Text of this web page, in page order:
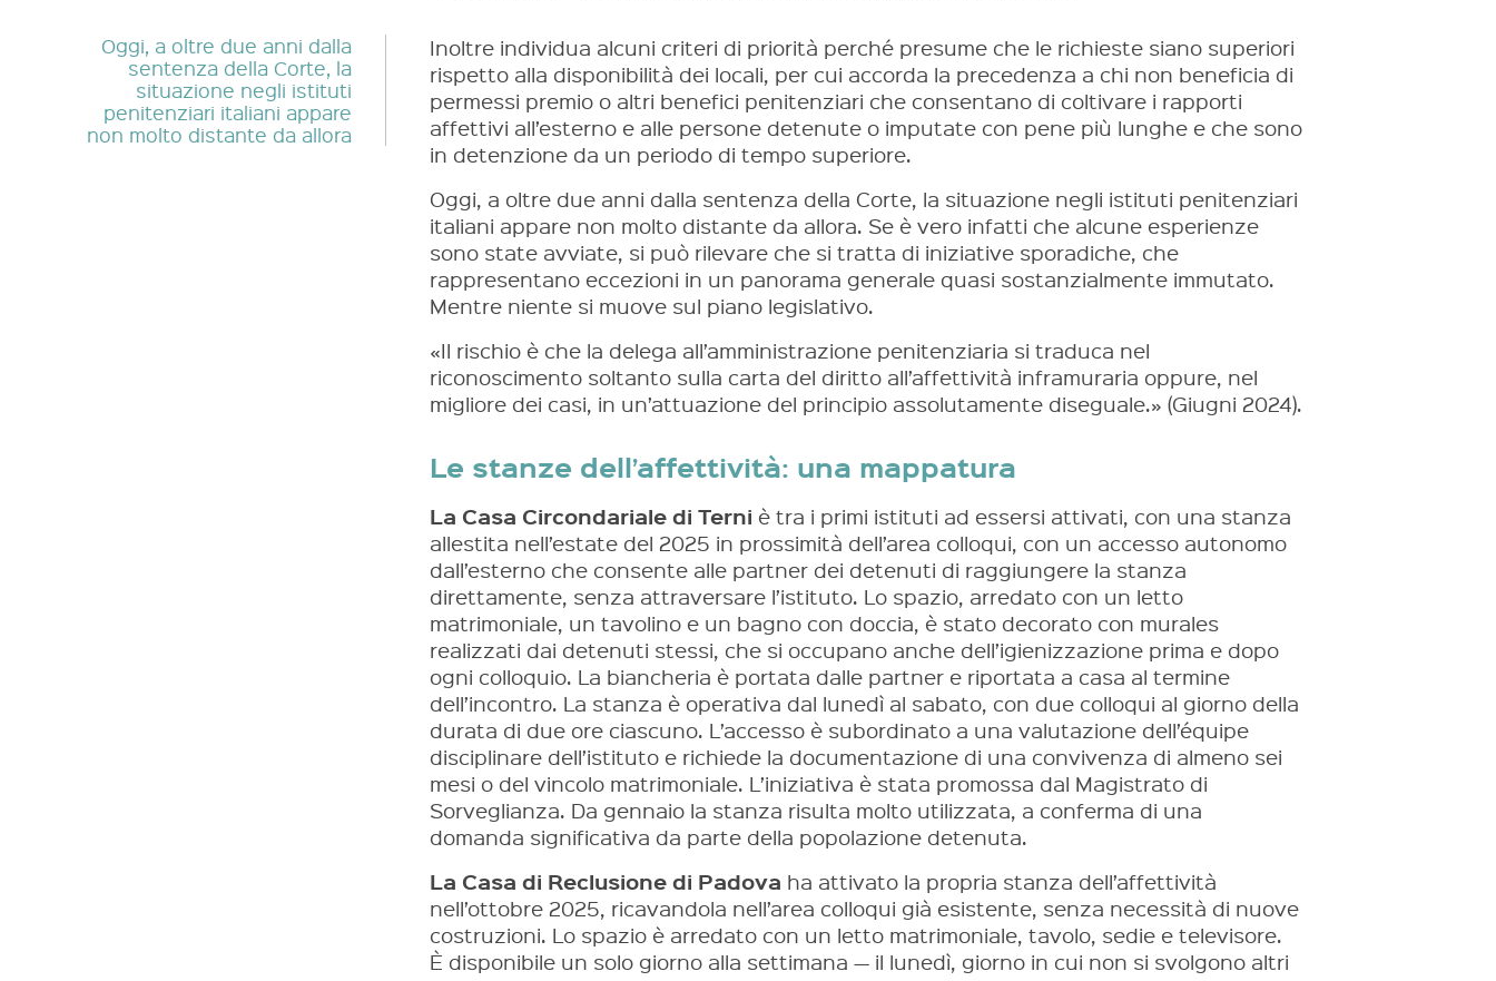
Oggi, a oltre due anni dalla
sentenza della Corte, la
situazione negli istituti
penitenziari italiani appare
non molto distante da allora
Inoltre individua alcuni criteri di priorità perché presume che le richieste siano superiori
rispetto alla disponibilità dei locali, per cui accorda la precedenza a chi non beneficia di
permessi premio o altri benefici penitenziari che consentano di coltivare i rapporti
affettivi all’esterno e alle persone detenute o imputate con pene più lunghe e che sono
in detenzione da un periodo di tempo superiore.
Oggi, a oltre due anni dalla sentenza della Corte, la situazione negli istituti penitenziari
italiani appare non molto distante da allora. Se è vero infatti che alcune esperienze
sono state avviate, si può rilevare che si tratta di iniziative sporadiche, che
rappresentano eccezioni in un panorama generale quasi sostanzialmente immutato.
Mentre niente si muove sul piano legislativo.
«Il rischio è che la delega all’amministrazione penitenziaria si traduca nel
riconoscimento soltanto sulla carta del diritto all’affettività inframuraria oppure, nel
migliore dei casi, in un’attuazione del principio assolutamente diseguale.» (Giugni 2024).
Le stanze dell’affettività: una mappatura
La Casa Circondariale di Terni è tra i primi istituti ad essersi attivati, con una stanza
allestita nell’estate del 2025 in prossimità dell’area colloqui, con un accesso autonomo
dall’esterno che consente alle partner dei detenuti di raggiungere la stanza
direttamente, senza attraversare l’istituto. Lo spazio, arredato con un letto
matrimoniale, un tavolino e un bagno con doccia, è stato decorato con murales
realizzati dai detenuti stessi, che si occupano anche dell’igienizzazione prima e dopo
ogni colloquio. La biancheria è portata dalle partner e riportata a casa al termine
dell’incontro. La stanza è operativa dal lunedì al sabato, con due colloqui al giorno della
durata di due ore ciascuno. L’accesso è subordinato a una valutazione dell’équipe
disciplinare dell’istituto e richiede la documentazione di una convivenza di almeno sei
mesi o del vincolo matrimoniale. L’iniziativa è stata promossa dal Magistrato di
Sorveglianza. Da gennaio la stanza risulta molto utilizzata, a conferma di una
domanda significativa da parte della popolazione detenuta.
La Casa di Reclusione di Padova ha attivato la propria stanza dell’affettività
nell’ottobre 2025, ricavandola nell’area colloqui già esistente, senza necessità di nuove
costruzioni. Lo spazio è arredato con un letto matrimoniale, tavolo, sedie e televisore.
È disponibile un solo giorno alla settimana — il lunedì, giorno in cui non si svolgono altri